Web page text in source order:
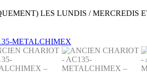
LES LUNDIS / MERCREDIS